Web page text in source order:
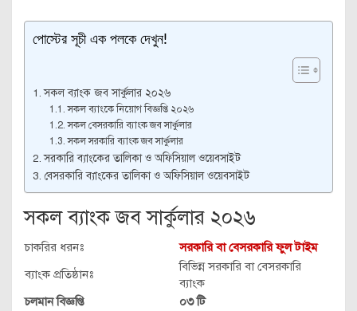
পোস্টের সূচী এক পলকে দেখুন!
সকল ব্যাংক জব সার্কুলার ২০২৬
সকল ব্যাংকে নিয়োগ বিজ্ঞপ্তি ২০২৬
সকল বেসরকারি ব্যাংক জব সার্কুলার
সকল সরকারি ব্যাংক জব সার্কুলার
সরকারি ব্যাংকের তালিকা ও অফিসিয়াল ওয়েবসাইট
বেসরকারি ব্যাংকের তালিকা ও অফিসিয়াল ওয়েবসাইট
সকল ব্যাংক জব সার্কুলার ২০২৬
চাকরির ধরনঃ
সরকারি বা বেসরকারি ফুল টাইম
ব্যাংক প্রতিষ্ঠানঃ
বিভিন্ন সরকারি বা বেসরকারি
ব্যাংক
চলমান বিজ্ঞপ্তি
০৩ টি